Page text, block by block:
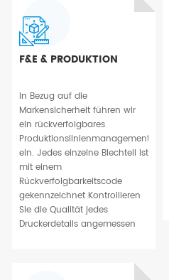
F&E & PRODUKTION
In Bezug auf die
Markensicherheit führen wir
ein rückverfolgbares
Produktionslinienmanagement
ein. Jedes einzelne Blechteil ist
mit einem
Rückverfolgbarkeitscode
gekennzeichnet Kontrollieren
Sie die Qualität jedes
Druckerdetails angemessen